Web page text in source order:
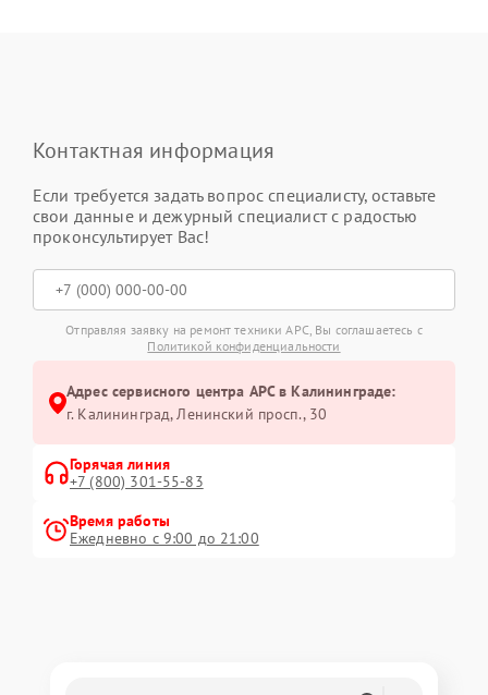
Контактная информация
Если требуется задать вопрос специалисту, оставьте
свои данные и дежурный специалист с радостью
проконсультирует Вас!
Отправляя заявку на ремонт техники APC, Вы соглашаетесь с
Политикой конфиденциальности
Адрес сервисного центра APC в Калининграде:
г. Калининград, Ленинский просп., 30
Горячая линия
+7 (800) 301-55-83
Время работы
Ежедневно с 9:00 до 21:00